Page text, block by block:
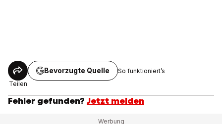
Teilen
Bevorzugte Quelle So funktioniert’s
Fehler gefunden? Jetzt melden